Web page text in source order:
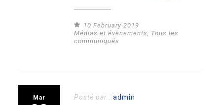
10 February 2019
Médias et évènements, Tous les
communiqués
Mar Posté par :admin